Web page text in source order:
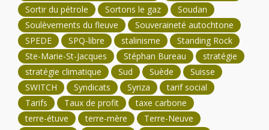
Sortir du pétrole
Sortons le gaz
Soudan
Soulèvements du fleuve
Souveraineté autochtone
SPEDE
SPQ-libre stalinisme
Standing Rock
Ste-Marie-St-Jacques
Stéphan Bureau
stratégie
stratégie climatique
Sud Suède
Suisse
SWITCH
Syndicats Syriza
tarif social
Tarifs
Taux de profit
taxe carbone
terre-étuve
terre-mère
Terre-Neuve